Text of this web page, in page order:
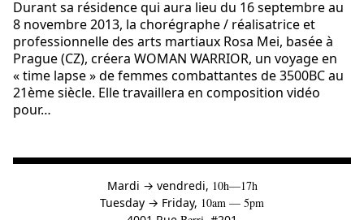
Durant sa résidence qui aura lieu du 16 septembre au
8 novembre 2013, la chorégraphe / réalisatrice et
professionnelle des arts martiaux Rosa Mei, basée à
Prague (CZ), créera WOMAN WARRIOR, un voyage en
« time lapse » de femmes combattantes de 3500BC au
21ème siècle. Elle travaillera en composition vidéo
pour…
Mardi →àvendredi, 10h—17h
Tuesday → to
Friday, 10am — 5pm